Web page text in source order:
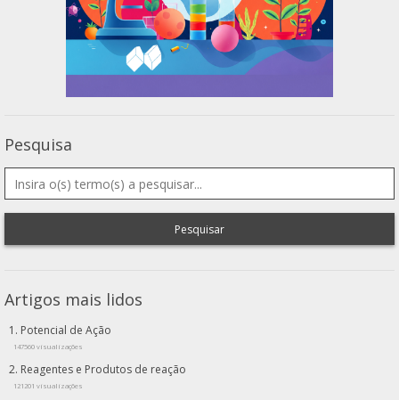
Pesquisa
Pesquisar
Artigos mais lidos
Potencial de Ação
147560 visualizações
Reagentes e Produtos de reação
121201 visualizações